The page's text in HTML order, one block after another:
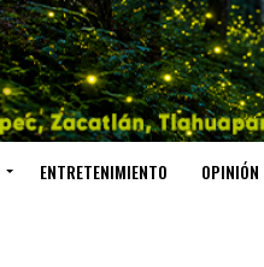
ENTRETENIMIENTO OPINIÓN